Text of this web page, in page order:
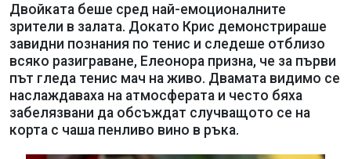
Двойката беше сред най-емоционалните
зрители в залата. Докато Крис демонстрираше
завидни познания по тенис и следеше отблизо
всяко разиграване, Елеонора призна, че за първи
път гледа тенис мач на живо. Двамата видимо се
наслаждаваха на атмосферата и често бяха
забелязвани да обсъждат случващото се на
корта с чаша пенливо вино в ръка.